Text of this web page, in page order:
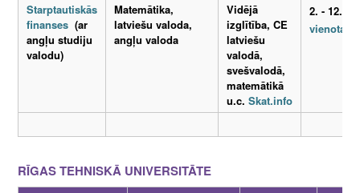
Starptautiskās
finanses (ar
angļu studiju
valodu)
Matemātika,
latviešu valoda,
angļu valoda
Vidējā
izglītība, CE
latviešu
valodā,
svešvalodā,
matemātikā
u.c. Skat.info
2. - 12.
RĪGAS TEHNISKĀ UNIVERSITĀTE